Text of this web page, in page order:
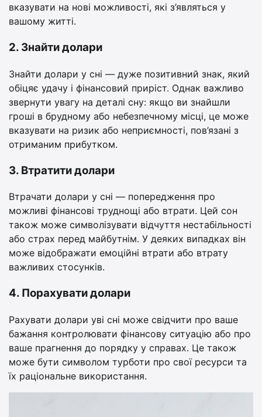
вказувати на нові можливості, які з’являться у
вашому житті.
2. Знайти долари
Знайти долари у сні — дуже позитивний знак, який
обіцяє удачу і фінансовий приріст. Однак важливо
звернути увагу на деталі сну: якщо ви знайшли
гроші в брудному або небезпечному місці, це може
вказувати на ризик або неприємності, пов’язані з
отриманим прибутком.
3. Втратити долари
Втрачати долари у сні — попередження про
можливі фінансові труднощі або втрати. Цей сон
також може символізувати відчуття нестабільності
або страх перед майбутнім. У деяких випадках він
може відображати емоційні втрати або втрату
важливих стосунків.
4. Порахувати долари
Рахувати долари уві сні може свідчити про ваше
бажання контролювати фінансову ситуацію або про
ваше прагнення до порядку у справах. Це також
може бути символом турботи про свої ресурси та
їх раціональне використання.